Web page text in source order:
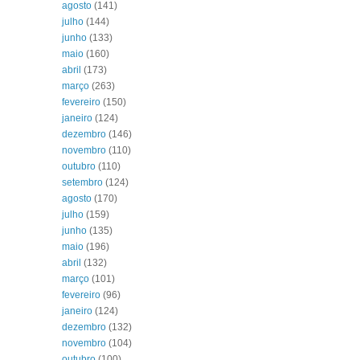
agosto (141)
julho (144)
junho (133)
maio (160)
abril (173)
março (263)
fevereiro (150)
janeiro (124)
dezembro (146)
novembro (110)
outubro (110)
setembro (124)
agosto (170)
julho (159)
junho (135)
maio (196)
abril (132)
março (101)
fevereiro (96)
janeiro (124)
dezembro (132)
novembro (104)